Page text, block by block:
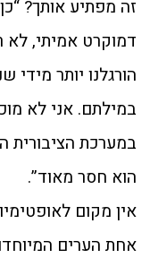
זה מפתיע אותך?
דמוקרט אמיתי, לא
הורגלנו יותר
במילתם. אני לא
במערכת הציבורית
הוא חסר מאוד”.
אין מקום
אחת הערים